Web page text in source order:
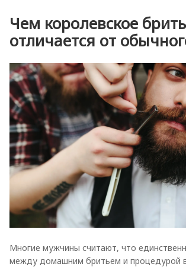
Чем королевское
отличается от
Многие мужчины считают, что
между домашним бритьем и процедурой